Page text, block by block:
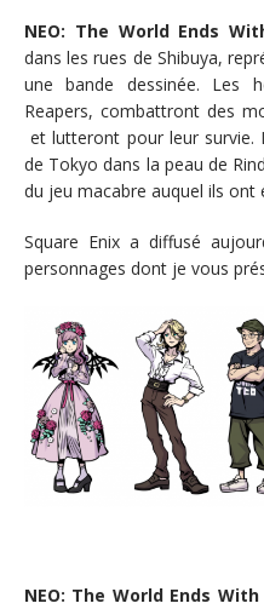
NEO: The World Ends
dans les rues de Shibuya,
une bande dessinée. Les
Reapers, combattront des
et lutteront pour leur
de Tokyo dans la peau de
du jeu macabre auquel ils
Square Enix a diffusé
personnages dont je vous
NEO: The World Ends With